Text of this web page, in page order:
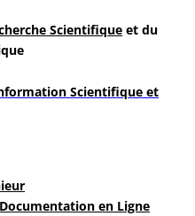
Scientifique et du
Scientifique et
en Ligne